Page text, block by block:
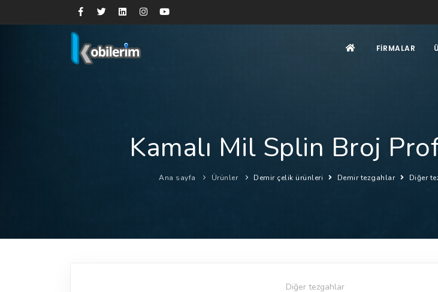
FIRMALAR
Kamalı Mil Splin Broj
Ana sayfa Ürünler Demir çelik ürünleri Demir tezgahlar Diğer
Diğer tezgahlar